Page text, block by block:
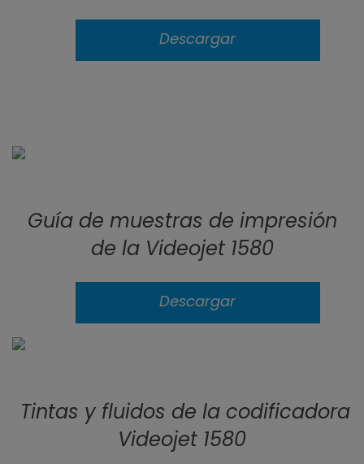
Descargar
Guía de muestras de impresión
de la Videojet 1580
Descargar
Tintas y fluidos de la codificadora
Videojet 1580